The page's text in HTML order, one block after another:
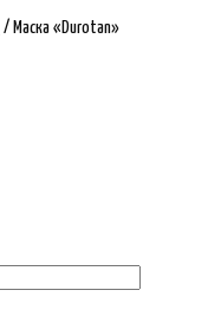
/ Маска «Durotan»